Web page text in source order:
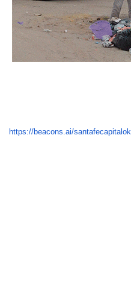
https://beacons.ai/santafecapitalok